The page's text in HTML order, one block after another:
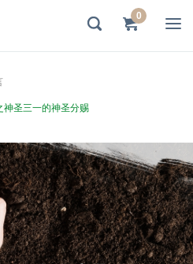
0
神圣三一的神圣分赐